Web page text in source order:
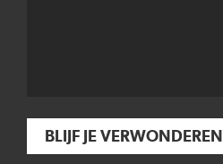
BLIJF JE VERWONDEREN